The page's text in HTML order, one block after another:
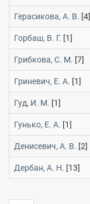
Герасикова, А. В. [4]
Горбаш, В. Г. [1]
Грибкова, С. М. [7]
Гриневич, Е. А. [1]
Гуд, И. М. [1]
Гунько, Е. А. [1]
Денисевич, А. В. [2]
Дербан, А. Н. [13]